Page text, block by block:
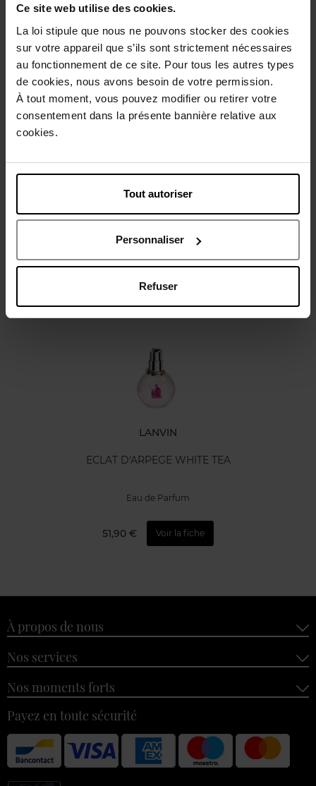
Ce site web utilise des cookies.
La loi stipule que nous ne pouvons stocker des cookies
sur votre appareil que s’ils sont strictement nécessaires
au fonctionnement de ce site. Pour tous les autres types
de cookies, nous avons besoin de votre permission.
À tout moment, vous pouvez modifier ou retirer votre
consentement dans la présente bannière relative aux
cookies.
Tout autoriser
Personnaliser
Refuser
Retour gratuit dans votre magasin
Description
Caractéristiques
LANVIN
ECLAT D'ARPEGE WHITE TEA
Eau de Parfum
51,90 € Voir la fiche
À propos de nous
Nos services
Nos moments forts
Payez en toute sécurité